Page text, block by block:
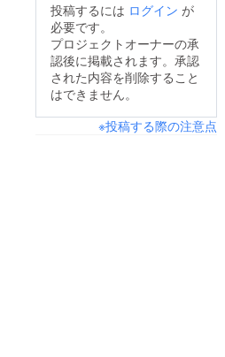
投稿するには ログイン が
必要です。
プロジェクトオーナーの承
認後に掲載されます。承認
された内容を削除すること
はできません。
※投稿する際の注意点